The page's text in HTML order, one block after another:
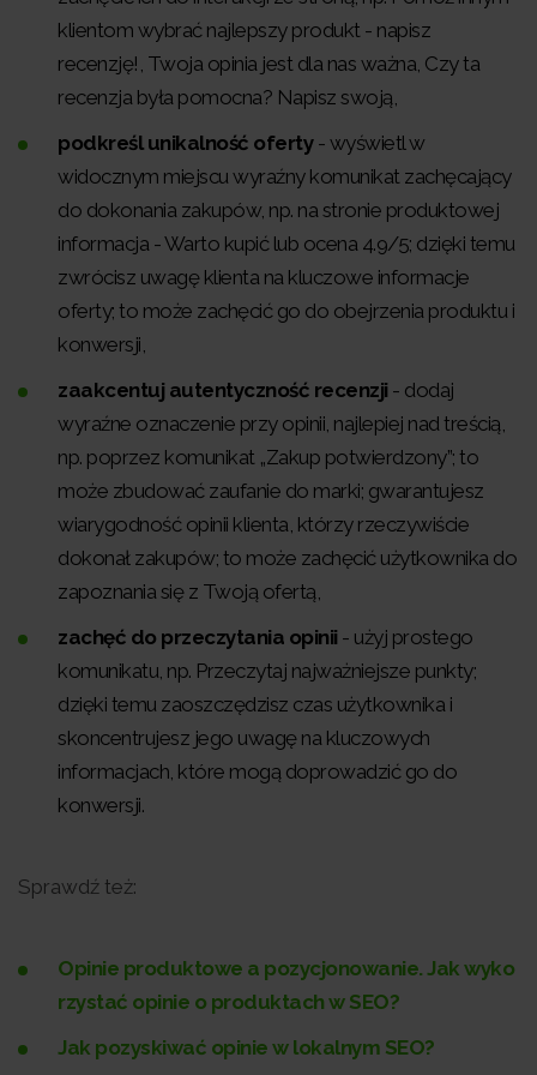
klientom wybrać najlepszy produkt - napisz
recenzję!, Twoja opinia jest dla nas ważna, Czy ta
recenzja była pomocna? Napisz swoją,
podkreśl unikalność oferty- wyświetl w
widocznym miejscu wyraźny komunikat zachęcający
do dokonania zakupów, np. na stronie produktowej
informacja - Warto kupić lub ocena 4.9/5; dzięki temu
zwrócisz uwagę klienta na kluczowe informacje
oferty; to może zachęcić go do obejrzenia produktu i
konwersji,
zaakcentuj autentyczność recenzji - dodaj
wyraźne oznaczenie przy opinii, najlepiej nad treścią,
np. poprzez komunikat „Zakup potwierdzony”; to
może zbudować zaufanie do marki; gwarantujesz
wiarygodność opinii klienta, którzy rzeczywiście
dokonał zakupów; to może zachęcić użytkownika do
zapoznania się z Twoją ofertą,
zachęć do przeczytania opinii - użyj prostego
komunikatu, np. Przeczytaj najważniejsze punkty;
dzięki temu zaoszczędzisz czas użytkownika i
skoncentrujesz jego uwagę na kluczowych
informacjach, które mogą doprowadzić go do
konwersji.
Sprawdź też:
Opinie produktowe a pozycjonowanie. Jak wyko
rzystać opinie o produktach w SEO?
Jak pozyskiwać opinie w lokalnym SEO?